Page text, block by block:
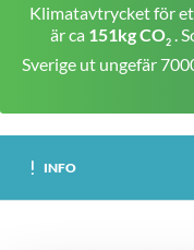
Klimatavtrycket för
är ca 151kg CO2 .
Sverige ut ungefär
INFO